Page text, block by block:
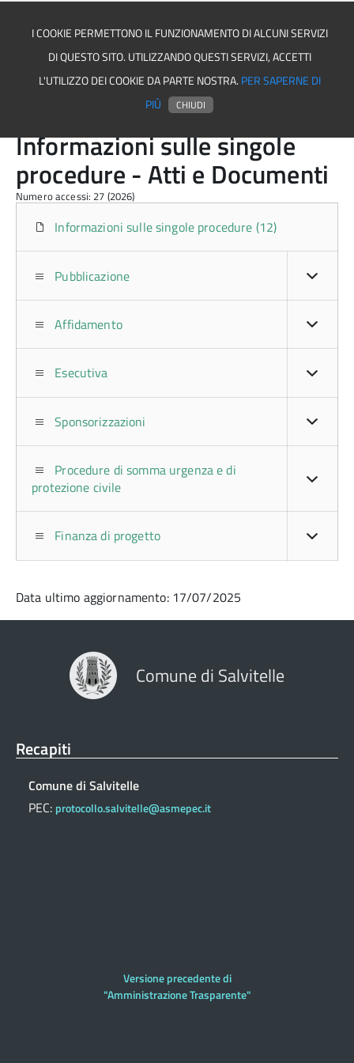
Comune di Salvitelle
Informazioni sulle singole
procedure - Atti e Documenti
Numero accessi: 27 (2026)
Informazioni sulle singole procedure (12)
Pubblicazione
Affidamento
Esecutiva
Sponsorizzazioni
Procedure di somma urgenza e di
protezione civile
Finanza di progetto
Data ultimo aggiornamento: 17/07/2025
Comune di Salvitelle
Recapiti
Comune di Salvitelle
PEC: protocollo.salvitelle@asmepec.it
Versione precedente di
"Amministrazione Trasparente"
I COOKIE PERMETTONO IL FUNZIONAMENTO DI ALCUNI SERVIZI
DI QUESTO SITO. UTILIZZANDO QUESTI SERVIZI, ACCETTI
L'UTILIZZO DEI COOKIE DA PARTE NOSTRA. PER SAPERNE DI
PIÙ
CHIUDI